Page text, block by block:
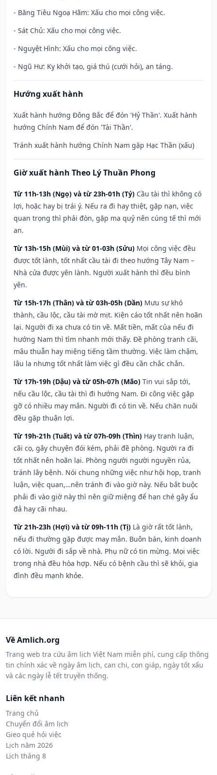
- Băng Tiêu Ngoạ Hãm: Xấu cho mọi công việc.
- Sát Chủ: Xấu cho mọi công việc.
- Nguyệt Hình: Xấu cho mọi công việc.
- Ngũ Hư: Kỵ khởi tạo, giá thú (cưới hỏi), an táng.
Hướng xuất hành
Xuất hành hướng Đông Bắc để đón 'Hỷ Thần'. Xuất hành
hướng Chính Nam để đón 'Tài Thần'.
Tránh xuất hành hướng Chính Nam gặp Hạc Thần (xấu)
Giờ xuất hành Theo Lý Thuần Phong
Từ 11h-13h (Ngọ) và từ 23h-01h (Tý) Cầu tài thì không có
lợi, hoặc hay bị trái ý. Nếu ra đi hay thiệt, gặp nạn, việc
quan trọng thì phải đòn, gặp ma quỷ nên cúng tế thì mới
an.
Từ 13h-15h (Mùi) và từ 01-03h (Sửu) Mọi công việc đều
được tốt lành, tốt nhất cầu tài đi theo hướng Tây Nam –
Nhà cửa được yên lành. Người xuất hành thì đều bình
yên.
Từ 15h-17h (Thân) và từ 03h-05h (Dần) Mưu sự khó
thành, cầu lộc, cầu tài mờ mịt. Kiện cáo tốt nhất nên hoãn
lại. Người đi xa chưa có tin về. Mất tiền, mất của nếu đi
hướng Nam thì tìm nhanh mới thấy. Đề phòng tranh cãi,
mâu thuẫn hay miệng tiếng tầm thường. Việc làm chậm,
lâu la nhưng tốt nhất làm việc gì đều cần chắc chắn.
Từ 17h-19h (Dậu) và từ 05h-07h (Mão) Tin vui sắp tới,
nếu cầu lộc, cầu tài thì đi hướng Nam. Đi công việc gặp
gỡ có nhiều may mắn. Người đi có tin về. Nếu chăn nuôi
đều gặp thuận lợi.
Từ 19h-21h (Tuất) và từ 07h-09h (Thìn) Hay tranh luận,
cãi cọ, gây chuyện đói kém, phải đề phòng. Người ra đi
tốt nhất nên hoãn lại. Phòng người người nguyền rủa,
tránh lây bệnh. Nói chung những việc như hội họp, tranh
luận, việc quan,…nên tránh đi vào giờ này. Nếu bắt buộc
phải đi vào giờ này thì nên giữ miệng để hạn ché gây ẩu
đả hay cãi nhau.
Từ 21h-23h (Hợi) và từ 09h-11h (Tị) Là giờ rất tốt lành,
nếu đi thường gặp được may mắn. Buôn bán, kinh doanh
có lời. Người đi sắp về nhà. Phụ nữ có tin mừng. Mọi việc
trong nhà đều hòa hợp. Nếu có bệnh cầu thì sẽ khỏi, gia
đình đều mạnh khỏe.
Về Amlich.org
Trang web tra cứu âm lịch Việt Nam miễn phí, cung cấp thông
tin chính xác về ngày âm lịch, can chi, con giáp, ngày tốt xấu
và các ngày lễ tết truyền thống.
Liên kết nhanh
Trang chủ
Chuyển đổi âm lịch
Gieo quẻ hỏi việc
Lịch năm 2026
Lịch tháng 8